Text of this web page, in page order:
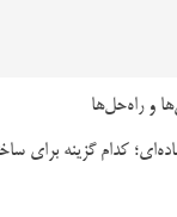
و راه‌حل‌ها
کدام گزینه برای